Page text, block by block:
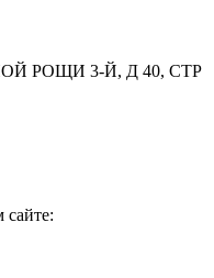
РОЩИ 3-Й, Д 40, СТР
сайте: